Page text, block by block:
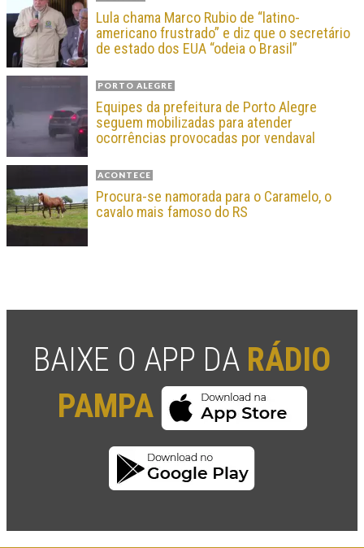
Lula chama Marco Rubio de “latino-
americano frustrado” e diz que o secretário
de estado dos EUA “odeia o Brasil”
PORTO ALEGRE
Equipes da prefeitura de Porto Alegre
seguem mobilizadas para atender
ocorrências provocadas por vendaval
ACONTECE
Procura-se namorada para o Caramelo, o
cavalo mais famoso do RS
BAIXE O APP DA RÁDIO
PAMPA